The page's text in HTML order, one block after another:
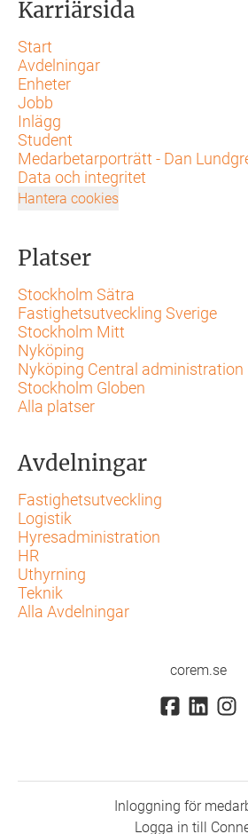
Karriärsida
Start
Avdelningar
Enheter
Jobb
Inlägg
Student
Medarbetarporträtt - Dan
Data och integritet
Hantera cookies
Platser
Stockholm Sätra
Fastighetsutveckling Sverige
Stockholm Mitt
Nyköping
Nyköping Central administration
Stockholm Globen
Alla platser
Avdelningar
Fastighetsutveckling
Logistik
Hyresadministration
HR
Uthyrning
Teknik
Alla Avdelningar
corem.se
Inloggning för
Logga in till